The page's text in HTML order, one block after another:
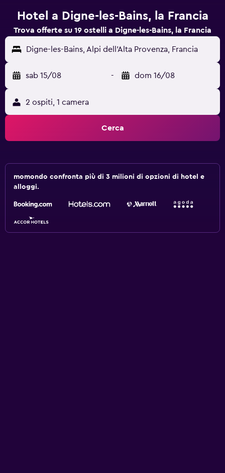
Hotel a Digne-les-Bains, la Francia
Trova offerte su 19 ostelli a Digne-les-Bains, la Francia
Digne-les-Bains, Alpi dell'Alta Provenza, Francia
sab 15/08 - dom 16/08
2 ospiti, 1 camera
Cerca
momondo confronta più di 3 milioni di opzioni di hotel e
alloggi.